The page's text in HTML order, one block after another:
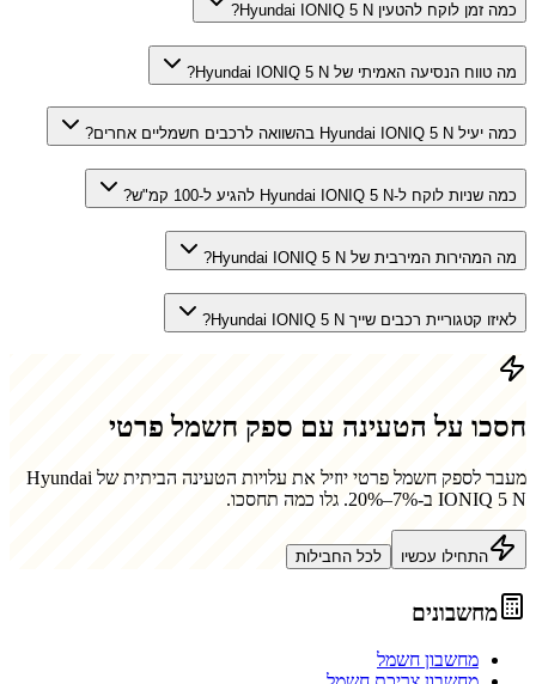
כמה זמן לוקח להטעין Hyundai IONIQ 5 N?
מה טווח הנסיעה האמיתי של Hyundai IONIQ 5 N?
כמה יעיל Hyundai IONIQ 5 N בהשוואה לרכבים חשמליים אחרים?
כמה שניות לוקח ל-Hyundai IONIQ 5 N להגיע ל-100 קמ"ש?
מה המהירות המירבית של Hyundai IONIQ 5 N?
לאיזו קטגוריית רכבים שייך Hyundai IONIQ 5 N?
חסכו על הטעינה עם ספק חשמל פרטי
מעבר לספק חשמל פרטי יוזיל את עלויות הטעינה הביתית של Hyundai
IONIQ 5 N ב-7%–20%. גלו כמה תחסכו.
התחילו עכשיו לכל החבילות
מחשבונים
מחשבון חשמל